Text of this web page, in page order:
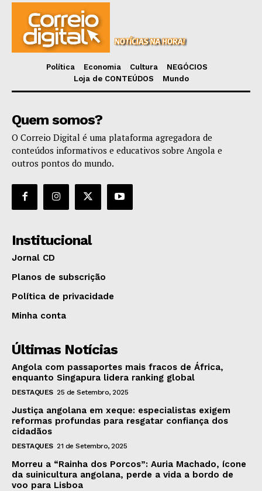
Política Economia Cultura
NEGÓCIOS
Loja de CONTEÚDOS
Mundo
Quem somos?
O Correio Digital é uma plataforma agregadora de
conteúdos informativos e educativos sobre Angola e
outros pontos do mundo.
Institucional
Jornal CD
Planos de subscrição
Política de privacidade
Minha conta
Últimas Notícias
Angola com passaportes mais fracos de África,
enquanto Singapura lidera ranking global
DESTAQUES 25 de Setembro, 2025
Justiça angolana em xeque: especialistas exigem
reformas profundas para resgatar confiança dos
cidadãos
DESTAQUES 21 de Setembro, 2025
Morreu a “Rainha dos Porcos”: Auria Machado, ícone
da suinicultura angolana, perde a vida a bordo de
voo para Lisboa